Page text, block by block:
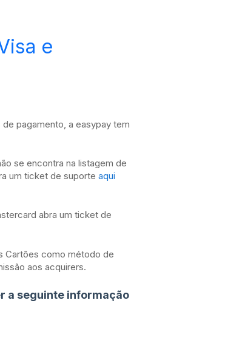
e
pagamento, a easypay tem
se encontra na listagem de
um ticket de suporte aqui
abra um ticket de
Cartões como método de
aos acquirers.
a seguinte informação